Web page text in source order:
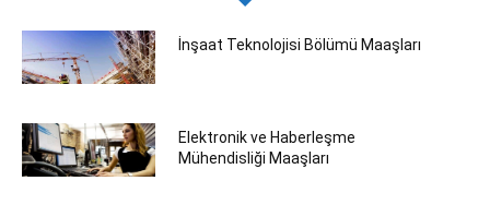
İnşaat Teknolojisi Bölümü Maaşları
Elektronik ve Haberleşme
Mühendisliği Maaşları